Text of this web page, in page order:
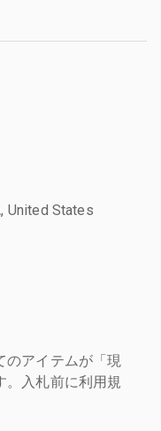
United States
のアイテムが「現
。入札前に利用規